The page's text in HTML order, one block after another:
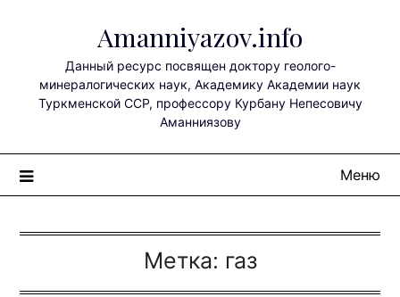
содержимому
Amanniyazov.info
Данный ресурс посвящен доктору геолого-
минералогических наук, Академику Академии наук
Туркменской ССР, профессору Курбану Непесовичу
Аманниязову
Меню
Метка: газ